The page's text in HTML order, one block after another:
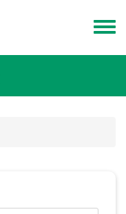
menu